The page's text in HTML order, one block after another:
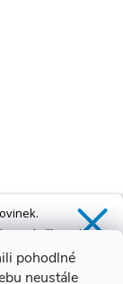
pohodlné
neustále
přístup k